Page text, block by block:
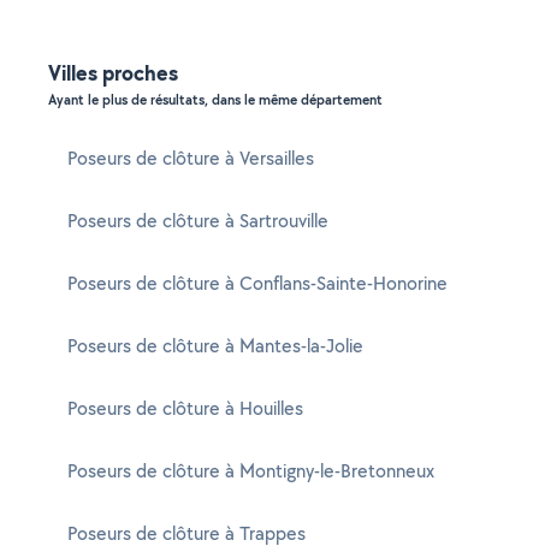
Villes proches
Ayant le plus de résultats, dans le même département
Poseurs de clôture à Versailles
Poseurs de clôture à Sartrouville
Poseurs de clôture à Conflans-Sainte-Honorine
Poseurs de clôture à Mantes-la-Jolie
Poseurs de clôture à Houilles
Poseurs de clôture à Montigny-le-Bretonneux
Poseurs de clôture à Trappes